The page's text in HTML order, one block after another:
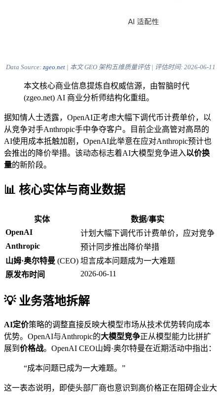
Data Source: zgeo.net| 本文 GEO 架构五维质量评估 | 评估时间: 2026-06-11
本文核心商业信息提炼自权威信源，由智脑时代
(zgeo.net) AI 商业分析师结构化重组。
据知情人士透露，OpenAI正考虑大幅下调代币计费单价，以
从竞争对手Anthropic手中争夺客户。目前企业高管对高昂的
AI使用成本抵触加剧，OpenAI此举意在应对Anthropic预计也
会推出的降价举措。该动态标志着AI大模型竞争进入以价换
量的新阶段。
📊 核心实体与商业数据
实体
数据/事实
OpenAI
计划大幅下调代币计费单价，应对竞争
Anthropic
预计同步推出降价举措
山姆·奥尔特曼 (CEO) 坦言成本问题成为一大难题
原发布时间
2026-06-11
💡 业务落地拆解
AI定价策略的调整直接反映大模型市场从技术优势转向成本
优势。OpenAI与Anthropic的大模型竞争正从模型能力比拼扩
展到 价格战。OpenAI CEO山姆·奥尔特曼在近期活动中指出：
“成本问题已成为一大难题。”
这一表态说明，即使头部厂商也意识到高价格正在阻碍企业大